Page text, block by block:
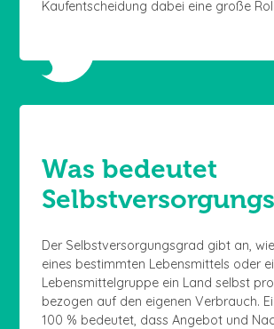
Kaufentscheidung dabei eine große
Was bedeutet
Der Selbstversorgungsgrad gibt an,
eines bestimmten Lebensmittels oder
Lebensmittelgruppe ein Land selbst
bezogen auf den eigenen Verbrauch.
100 % bedeutet, dass Angebot und